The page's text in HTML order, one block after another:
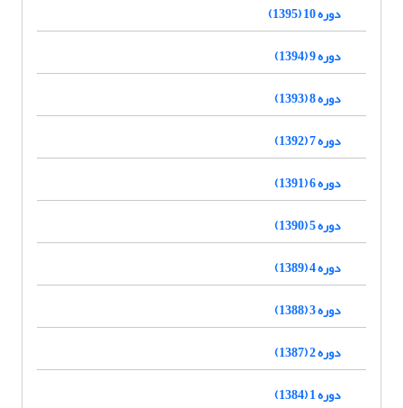
دوره 10 (1395)
دوره 9 (1394)
دوره 8 (1393)
دوره 7 (1392)
دوره 6 (1391)
دوره 5 (1390)
دوره 4 (1389)
دوره 3 (1388)
دوره 2 (1387)
دوره 1 (1384)